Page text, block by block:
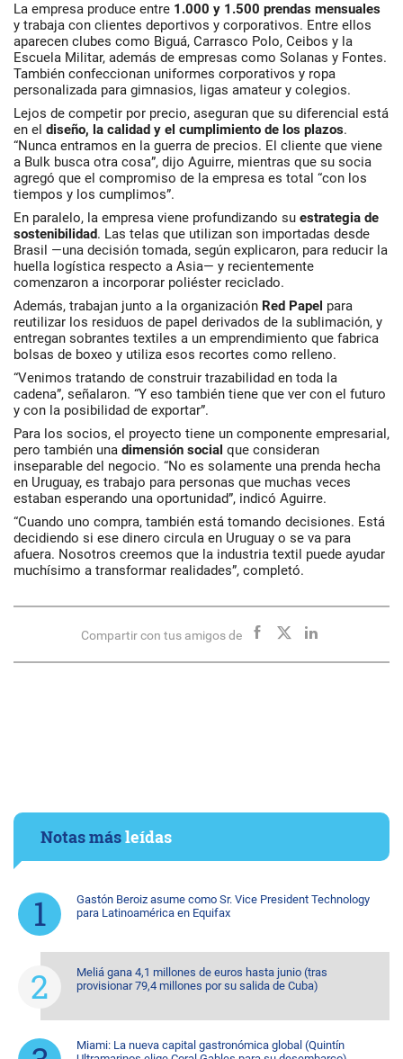
La empresa produce entre 1.000 y 1.500 prendas mensuales
y trabaja con clientes deportivos y corporativos. Entre ellos
aparecen clubes como Biguá, Carrasco Polo, Ceibos y la
Escuela Militar, además de empresas como Solanas y Fontes.
También confeccionan uniformes corporativos y ropa
personalizada para gimnasios, ligas amateur y colegios.
Lejos de competir por precio, aseguran que su diferencial está
en el diseño, la calidad y el cumplimiento de los plazos.
“Nunca entramos en la guerra de precios. El cliente que viene
a Bulk busca otra cosa”, dijo Aguirre, mientras que su socia
agregó que el compromiso de la empresa es total “con los
tiempos y los cumplimos”.
En paralelo, la empresa viene profundizando su estrategia de
sostenibilidad. Las telas que utilizan son importadas desde
Brasil —una decisión tomada, según explicaron, para reducir la
huella logística respecto a Asia— y recientemente
comenzaron a incorporar poliéster reciclado.
Además, trabajan junto a la organización Red Papel para
reutilizar los residuos de papel derivados de la sublimación, y
entregan sobrantes textiles a un emprendimiento que fabrica
bolsas de boxeo y utiliza esos recortes como relleno.
“Venimos tratando de construir trazabilidad en toda la
cadena”, señalaron. “Y eso también tiene que ver con el futuro
y con la posibilidad de exportar”.
Para los socios, el proyecto tiene un componente empresarial,
pero también una dimensión social que consideran
inseparable del negocio. “No es solamente una prenda hecha
en Uruguay, es trabajo para personas que muchas veces
estaban esperando una oportunidad”, indicó Aguirre.
“Cuando uno compra, también está tomando decisiones. Está
decidiendo si ese dinero circula en Uruguay o se va para
afuera. Nosotros creemos que la industria textil puede ayudar
muchísimo a transformar realidades”, completó.
Compartir con tus amigos de
Notas másleídas
Gastón Beroiz asume como Sr. Vice President Technology
para Latinoamérica en Equifax
Meliá gana 4,1 millones de euros hasta junio (tras
provisionar 79,4 millones por su salida de Cuba)
Miami: La nueva capital gastronómica global (Quintín